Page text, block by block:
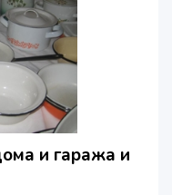
и гаража и